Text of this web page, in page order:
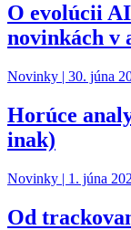
O evolúcii
novinkách v
Novinky | 30. júna
Horúce
inak)
Novinky | 1. júna
Od